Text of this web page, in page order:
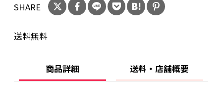
SHARE
送料無料
商品詳細 送料・店舗概要